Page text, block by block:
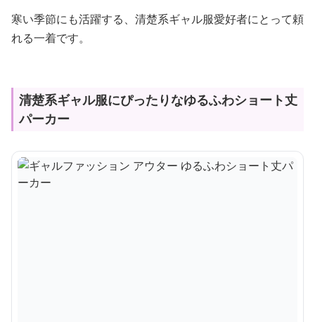
寒い季節にも活躍する、清楚系ギャル服愛好者にとって頼
れる一着です。
清楚系ギャル服にぴったりなゆるふわショート丈
パーカー